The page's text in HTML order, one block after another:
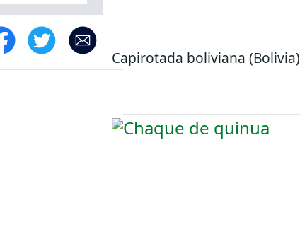
Capirotada boliviana (Bolivia)